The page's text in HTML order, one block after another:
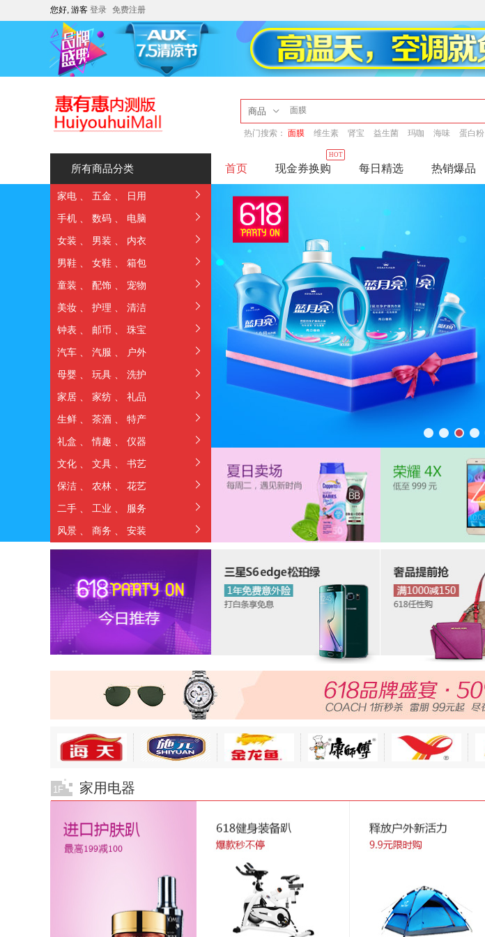
您好, 游客 登录 免费注册
商品
热门搜索： 面膜 维生素 肾宝 益生菌 玛咖 海味 蛋白粉
所有商品分类
家电 五金
日用
手机
数码
电脑
女装
男装
内衣
男鞋
女鞋
箱包
童装
配饰
宠物
美妆
护理
清洁
钟表
邮币
珠宝
汽车
汽服
户外
母婴
玩具
洗护
家居
家纺
礼品
生鲜
茶酒
特产
礼盒
情趣
仪器
文化
文具
书艺
保洁
农林
花艺
二手
工业
服务
风景
商务 安装
首页 现金券换购
HOT
每日精选 热销爆品
1F 家用电器